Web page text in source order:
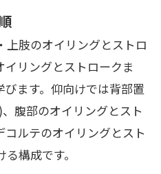
上肢のオイリングとストロ
リングとストロークま
ます。仰向けでは背部置
腹部のオイリングとスト
ルテのオイリングとスト
構成です。